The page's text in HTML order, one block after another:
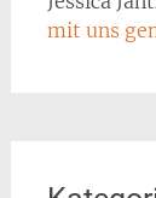
mit uns